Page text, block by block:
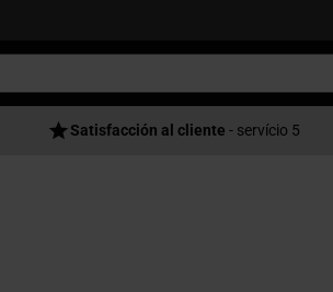
Satisfacción al cliente - servício 5